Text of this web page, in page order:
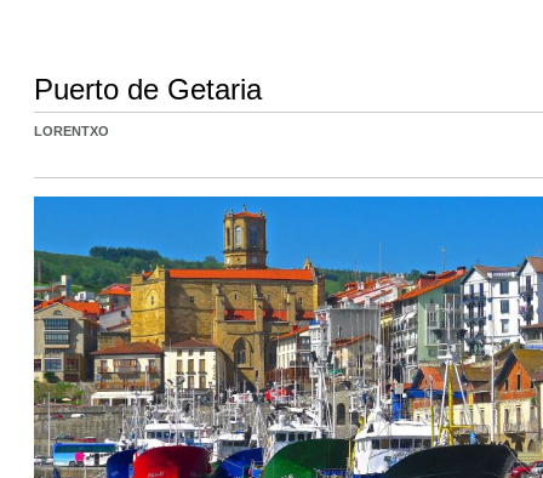
Puerto de Getaria
LORENTXO